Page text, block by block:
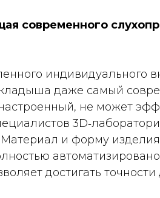
современного
индивидуального
даже самый
не может
и форму
достигать